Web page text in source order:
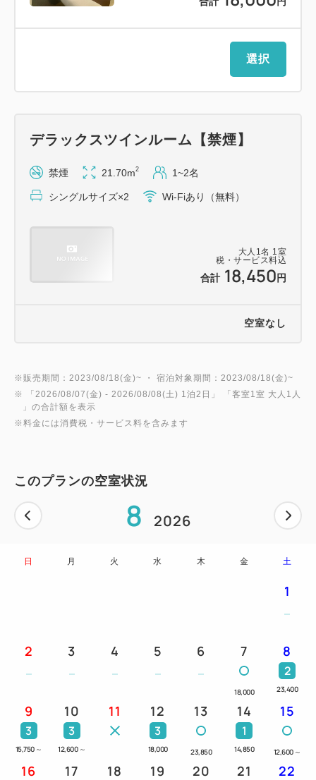
1泊／2，000円
＊ご予約は承っておりません。
■アクセス
＜地下鉄＞
地下鉄東豊線「豊水すすきの駅」1番出口から徒歩1
地下鉄南北線「すすきの駅」3番出口から徒歩4分
＜周辺観光地＞
狸小路商店街 徒歩2分
大通公園 徒歩10分
時計台 徒歩13分
選択
大人 1 名 1 室
税・サービス料込
合計 18,450 円
デラックスツインルーム【禁煙】
禁煙 21.70m2 1~2名
シングルサイズ×2 Wi-Fiあり（無料）
空室なし
※販売期間：2023/08/18(金)~ ・ 宿泊対象期間：2023/08/18(金)~
※ 「 2026/08/07(金) - 2026/08/08(土) 1泊2日 」 「客室1室 大人1人
」の合計額を表示
※料金には消費税・サービス料を含みます
このプランの空室状況
8 2026
日 月 火 水 木 金 土
1
2 3 4 5 6 7
18,000
8
2
23,400
9
3
15,750 ～
10
3
12,600 ～
11 12
3
18,000
13
23,850
14
1
14,850
15
12,600 ～
16 17 18 19 20 21 22